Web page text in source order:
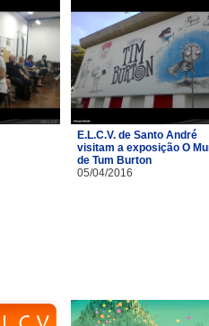
E.L.C.V. de Santo André
visitam a exposição O
de Tum Burton
05/04/2016